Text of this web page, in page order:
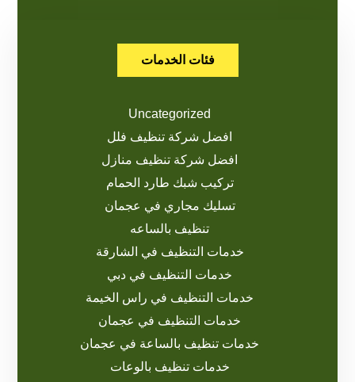
فئات الخدمات
Uncategorized
افضل شركة تنظيف فلل
افضل شركة تنظيف منازل
تركيب شبك طارد الحمام
تسليك مجاري في عجمان
تنظيف بالساعه
خدمات التنظيف في الشارقة
خدمات التنظيف في دبي
خدمات التنظيف في راس الخيمة
خدمات التنظيف في عجمان
خدمات تنظيف بالساعة في عجمان
خدمات تنظيف بالوعات